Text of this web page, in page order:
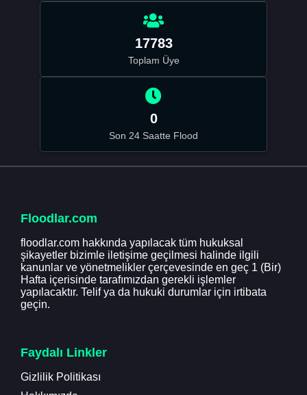
17783
Toplam Üye
0
Son 24 Saatte Flood
Floodlar.com
floodlar.com hakkında yapılacak tüm hukuksal
şikayetler bizimle iletişime geçilmesi halinde ilgili
kanunlar ve yönetmelikler çerçevesinde en geç 1 (Bir)
Hafta içerisinde tarafımızdan gerekli işlemler
yapılacaktır. Telif ya da hukuki durumlar için irtibata
geçin.
Faydalı Linkler
Gizlilik Politikası